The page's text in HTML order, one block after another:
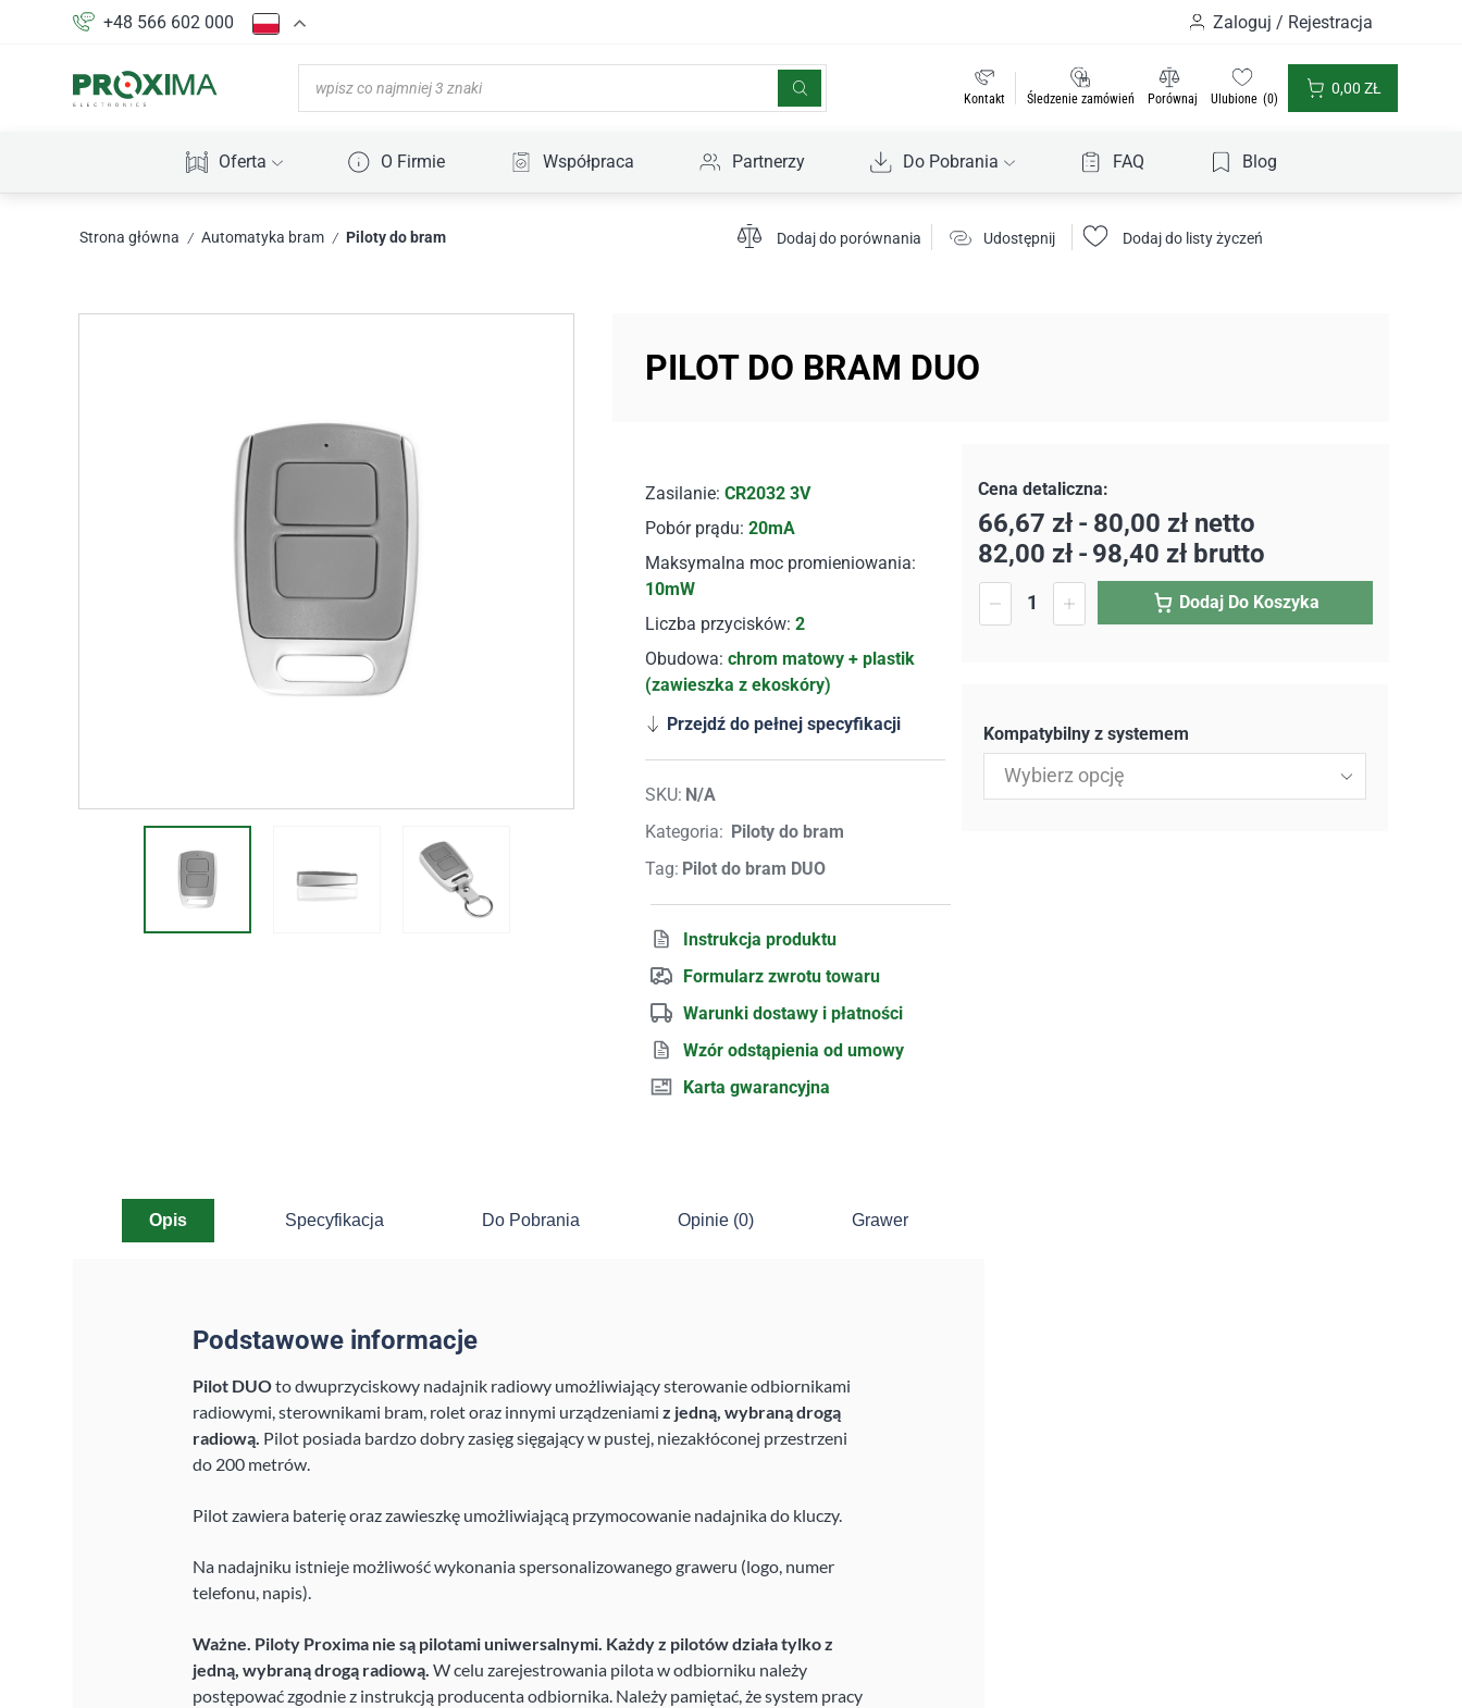
+48 566 602 000 Zaloguj / Rejestracja
Kontakt Śledzenie zamówień Porównaj Ulubione 0
0,00 ZŁ
Oferta O Firmie Współpraca Partnerzy Do Pobrania FAQ Blog
Strona główna / Automatyka bram / Piloty do bram Dodaj do porównania Udostępnij Dodaj do listy życzeń
PILOT DO BRAM DUO
Zasilanie: CR2032 3V
Pobór prądu: 20mA
Maksymalna moc promieniowania:
10mW
Liczba przycisków: 2
Obudowa: chrom matowy + plastik
(zawieszka z ekoskóry)
Przejdź do pełnej specyfikacji
SKU: N/A
Kategoria: Piloty do bram
Tag: Pilot do bram DUO
Instrukcja produktu
Formularz zwrotu towaru
Warunki dostawy i płatności
Wzór odstąpienia od umowy
Karta gwarancyjna
66,67zł - 80,00zł netto
82,00zł - 98,40zł brutto
Dodaj Do Koszyka
Kompatybilny z systemem
Wybierz opcję
Opis Specyfikacja Do Pobrania Opinie (0) Grawer
Podstawowe informacje
Pilot DUOto dwuprzyciskowy nadajnik radiowy umożliwiający sterowanie odbiornikami
radiowymi, sterownikami bram, rolet oraz innymi urządzeniami z jedną, wybraną drogą
radiową. Pilot posiada bardzo dobry zasięg sięgający w pustej, niezakłóconej przestrzeni
do 200 metrów.
Pilot zawiera baterię oraz zawieszkę umożliwiającą przymocowanie nadajnika do kluczy.
Na nadajniku istnieje możliwość wykonania spersonalizowanego graweru (logo, numer
telefonu, napis).
Ważne. Piloty Proxima nie są pilotami uniwersalnymi. Każdy z pilotów działa tylko z
jedną, wybraną drogą radiową. W celu zarejestrowania pilota w odbiorniku należy
postępować zgodnie z instrukcją producenta odbiornika. Należy pamiętać, że system pracy